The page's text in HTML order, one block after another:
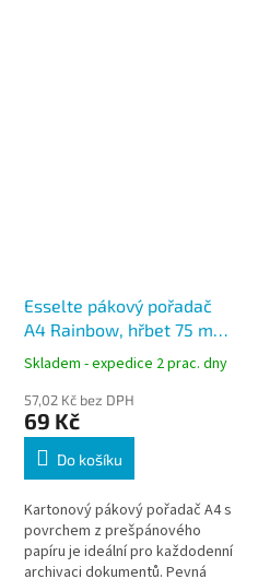
Esselte pákový pořadač
A4 Rainbow, hřbet 75 mm,
prešpán, modrý
Skladem - expedice 2 prac. dny
57,02 Kč bez DPH
69 Kč
Do košíku
Kartonový pákový pořadač A4 s
povrchem z prešpánového
papíru je ideální pro každodenní
archivaci dokumentů. Pevná